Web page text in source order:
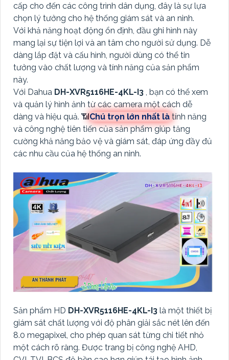
cấp cho đến các công trình dân dụng, đây là sự lựa
chọn lý tưởng cho hệ thống giám sát và an ninh.
Với khả năng hoạt động ổn định, đầu ghi hình này
mang lại sự tiện lợi và an tâm cho người sử dụng. Dễ
dàng lắp đặt và cấu hình, người dùng có thể tin
tưởng vào chất lượng và tính năng của sản phẩm
này.
Với Dahua DH-XVR5116HE-4KL-I3 , bạn có thể xem
và quản lý hình ảnh từ các camera một cách dễ
dàng và hiệu quả. 📶Chú trọn lớn nhất là tính năng
và công nghệ tiên tiến của sản phẩm giúp tăng
cường khả năng bảo vệ và giám sát, đáp ứng đầy đủ
các nhu cầu của hệ thống an ninh.
Sản phẩm HD DH-XVR5116HE-4KL-I3 là một thiết bị
giám sát chất lượng với độ phân giải sắc nét lên đến
8.0 megapixel, cho phép quan sát từng chi tiết nhỏ
một cách rõ ràng. Được trang bị công nghệ AHD,